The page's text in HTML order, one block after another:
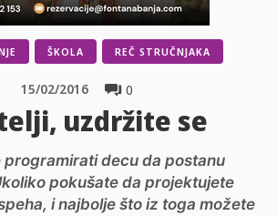
ŠKOLA REČ STRUČNJAKA
0
15/02/2016
uzdržite se
programirati decu da postanu
pokušate da projektujete
i najbolje što iz toga možete